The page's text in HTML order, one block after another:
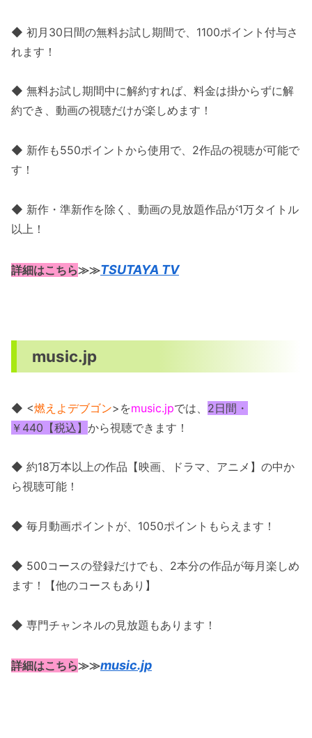
◆ 初月30日間の無料お試し期間で、1100ポイント付与さ
れます！
◆ 無料お試し期間中に解約すれば、料金は掛からずに解
約でき、動画の視聴だけが楽しめます！
◆ 新作も550ポイントから使用で、2作品の視聴が可能で
す！
◆ 新作・準新作を除く、動画の見放題作品が1万タイトル
以上！
詳細はこちら≫≫TSUTAYA TV
music.jp
◆ <燃えよデブゴン>をmusic.jpでは、 2日間・
￥440【税込】 から視聴できます！
◆ 約18万本以上の作品【映画、ドラマ、アニメ】の中か
ら視聴可能！
◆ 毎月動画ポイントが、1050ポイントもらえます！
◆ 500コースの登録だけでも、2本分の作品が毎月楽しめ
ます！【他のコースもあり】
◆ 専門チャンネルの見放題もあります！
詳細はこちら≫≫music.jp